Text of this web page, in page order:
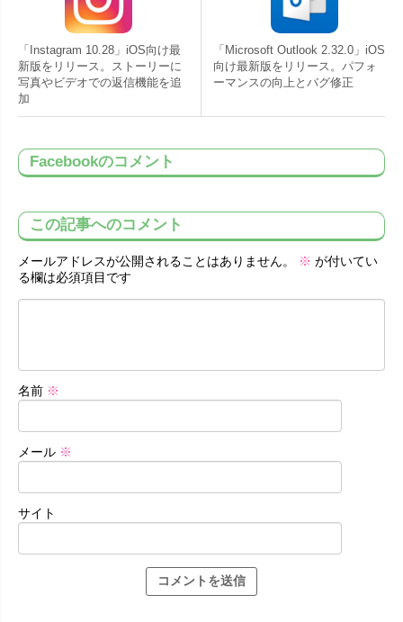
「Instagram 10.28」iOS向け最
新版をリリース。ストーリーに
写真やビデオでの返信機能を追
加
「Microsoft Outlook 2.32.0」iOS
向け最新版をリリース。パフォ
ーマンスの向上とバグ修正
Facebookのコメント
この記事へのコメント
メールアドレスが公開されることはありません。 ※ が付いてい
る欄は必須項目です
名前 ※
メール ※
サイト